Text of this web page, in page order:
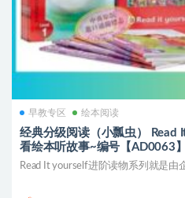
早教专区 绘本阅读
经典分级阅读（小瓢虫） Read
看绘本听故事~编号【AD0063】
Read It yourself进阶读物系列就是由